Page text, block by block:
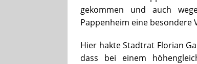
gekommen und auch
Pappenheim eine besondere
Hier hakte Stadtrat Florian
dass bei einem